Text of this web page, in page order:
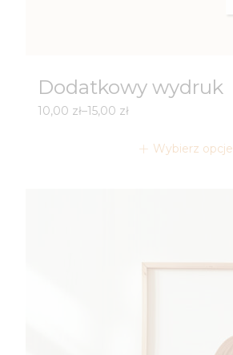
Dodatkowy wydruk
10,00 zł–15,00 zł
Zakres
Wybierz opcje